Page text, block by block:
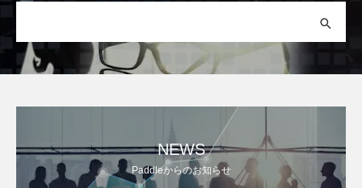
NEWS
Paddleからのお知らせ